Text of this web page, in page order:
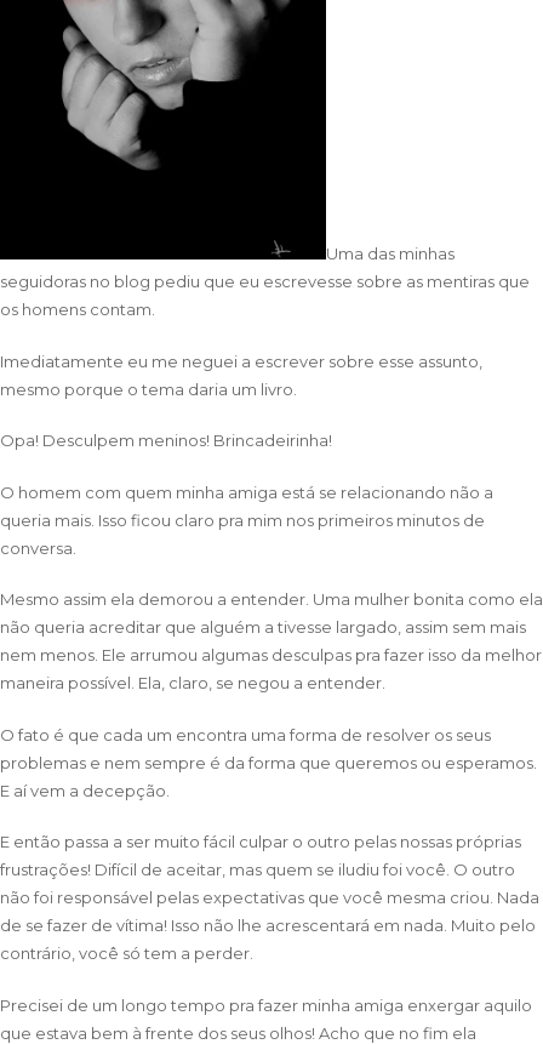
Uma das minhas
seguidoras no blog pediu que eu escrevesse sobre as mentiras que
os homens contam.
Imediatamente eu me neguei a escrever sobre esse assunto,
mesmo porque o tema daria um livro.
Opa! Desculpem meninos! Brincadeirinha!
O homem com quem minha amiga está se relacionando não a
queria mais. Isso ficou claro pra mim nos primeiros minutos de
conversa.
Mesmo assim ela demorou a entender. Uma mulher bonita como ela
não queria acreditar que alguém a tivesse largado, assim sem mais
nem menos. Ele arrumou algumas desculpas pra fazer isso da melhor
maneira possível. Ela, claro, se negou a entender.
O fato é que cada um encontra uma forma de resolver os seus
problemas e nem sempre é da forma que queremos ou esperamos.
E aí vem a decepção.
E então passa a ser muito fácil culpar o outro pelas nossas próprias
frustrações! Difícil de aceitar, mas quem se iludiu foi você. O outro
não foi responsável pelas expectativas que você mesma criou. Nada
de se fazer de vítima! Isso não lhe acrescentará em nada. Muito pelo
contrário, você só tem a perder.
Precisei de um longo tempo pra fazer minha amiga enxergar aquilo
que estava bem à frente dos seus olhos! Acho que no fim ela